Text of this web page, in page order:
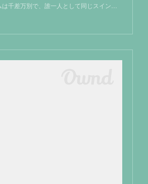
千差万別で、誰一人として同じスイン…